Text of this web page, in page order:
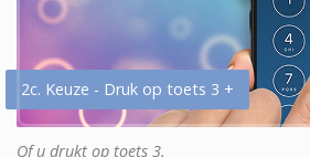
2c. Keuze - Druk op toets 3 +
Of u drukt op toets 3.